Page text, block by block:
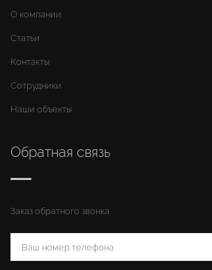
О компании
Статьи
Контакты
Сотрудники
Наши объекты
Обратная связь
Заказ обратного звонка